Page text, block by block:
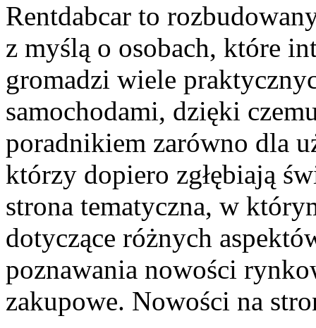
Rentdabcar to
z myślą o osobach, które
gromadzi wiele
samochodami, dzięki
poradnikiem zarówno dla
którzy dopiero zgłębiają
strona tematyczna, w
dotyczące różnych
poznawania nowości
zakupowe. Nowości na